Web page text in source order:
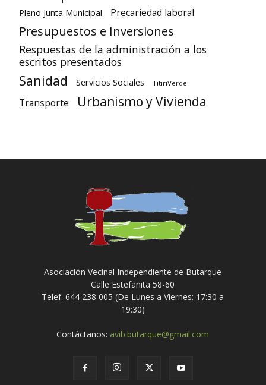
Pleno Junta Municipal Precariedad laboral
Presupuestos e Inversiones
Respuestas de la administración a los
escritos presentados
Sanidad Servicios Sociales TitiriVerde
Transporte Urbanismo y Vivienda
Asociación Vecinal Independiente de Butarque
Calle Estefanita 58-60
Telef. 644 238 005 (De Lunes a Viernes: 17:30 a
19:30)
Contáctanos: avib.butarque@gmail.com